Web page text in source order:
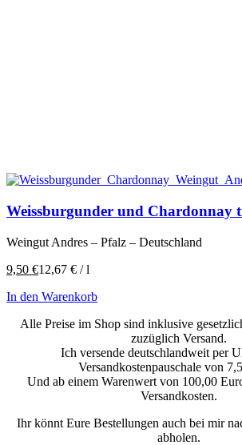
Weissburgunder und Chardonnay
Weingut Andres – Pfalz – Deutschland
9,50 €12,67 € /l
In den Warenkorb
Alle Preise im Shop sind inklusive
zuzüglich Versand.
Ich versende deutschlandweit per
Versandkostenpauschale von
Und ab einem Warenwert von 100,00
Versandkosten.
Ihr könnt Eure Bestellungen auch bei mir
abholen.